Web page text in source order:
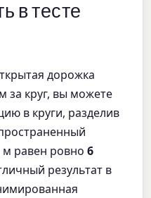
в тесте
дорожка
за круг, вы можете
в круги, разделив
м равен ровно6
результат в